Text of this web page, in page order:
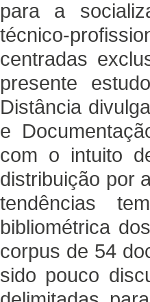
para a
técnico-
centradas
presente
Distância
e
com o intuito
distribuição por
tendências
bibliométrica
corpus de 54
sido pouco